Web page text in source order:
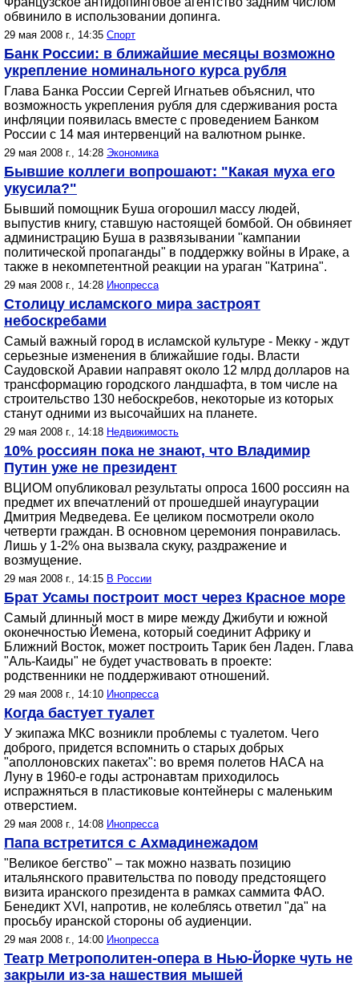
обвинило в использовании допинга.
29 мая 2008 г., 14:35 Спорт
Банк России: в ближайшие месяцы возможно
укрепление номинального курса рубля
Глава Банка России Сергей Игнатьев объяснил, что
возможность укрепления рубля для сдерживания роста
инфляции появилась вместе с проведением Банком
России с 14 мая интервенций на валютном рынке.
29 мая 2008 г., 14:28 Экономика
Бывшие коллеги вопрошают: "Какая муха его
укусила?"
Бывший помощник Буша огорошил массу людей,
выпустив книгу, ставшую настоящей бомбой. Он обвиняет
администрацию Буша в развязывании "кампании
политической пропаганды" в поддержку войны в Ираке, а
также в некомпетентной реакции на ураган "Катрина".
29 мая 2008 г., 14:28 Инопресса
Столицу исламского мира застроят
небоскребами
Самый важный город в исламской культуре - Мекку - ждут
серьезные изменения в ближайшие годы. Власти
Саудовской Аравии направят около 12 млрд долларов на
трансформацию городского ландшафта, в том числе на
строительство 130 небоскребов, некоторые из которых
станут одними из высочайших на планете.
29 мая 2008 г., 14:18 Недвижимость
10% россиян пока не знают, что Владимир
Путин уже не президент
ВЦИОМ опубликовал результаты опроса 1600 россиян на
предмет их впечатлений от прошедшей инаугурации
Дмитрия Медведева. Ее целиком посмотрели около
четверти граждан. В основном церемония понравилась.
Лишь у 1-2% она вызвала скуку, раздражение и
возмущение.
29 мая 2008 г., 14:15 В России
Брат Усамы построит мост через Красное море
Самый длинный мост в мире между Джибути и южной
оконечностью Йемена, который соединит Африку и
Ближний Восток, может построить Тарик бен Ладен. Глава
"Аль-Каиды" не будет участвовать в проекте:
родственники не поддерживают отношений.
29 мая 2008 г., 14:10 Инопресса
Когда бастует туалет
У экипажа МКС возникли проблемы с туалетом. Чего
доброго, придется вспомнить о старых добрых
"аполлоновских пакетах": во время полетов НАСА на
Луну в 1960-е годы астронавтам приходилось
испражняться в пластиковые контейнеры с маленьким
отверстием.
29 мая 2008 г., 14:08 Инопресса
Папа встретится с Ахмадинежадом
"Великое бегство" – так можно назвать позицию
итальянского правительства по поводу предстоящего
визита иранского президента в рамках саммита ФАО.
Бенедикт XVI, напротив, не колеблясь ответил "да" на
просьбу иранской стороны об аудиенции.
29 мая 2008 г., 14:00 Инопресса
Театр Метрополитен-опера в Нью-Йорке чуть не
закрыли из-за нашествия мышей